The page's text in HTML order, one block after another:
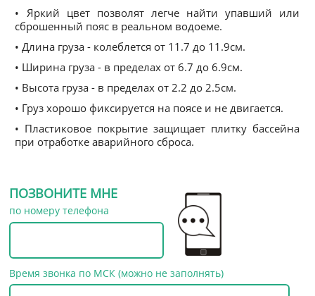
• Яркий цвет позволят легче найти упавший или
сброшенный пояс в реальном водоеме.
• Длина груза - колеблется от 11.7 до 11.9см.
• Ширина груза - в пределах от 6.7 до 6.9см.
• Высота груза - в пределах от 2.2 до 2.5см.
• Груз хорошо фиксируется на поясе и не двигается.
• Пластиковое покрытие защищает плитку бассейна
при отработке аварийного сброса.
ПОЗВОНИТЕ МНЕ
по номеру телефона
Время звонка по МСК (можно не заполнять)